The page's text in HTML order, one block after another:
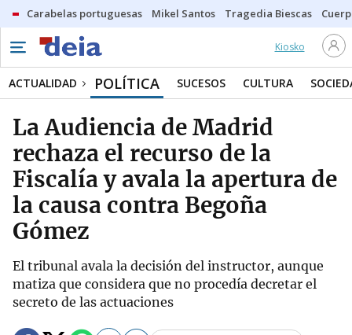
Carabelas portuguesas Mikel Santos Tragedia Biescas
Kiosko
ACTUALIDAD POLÍTICA SUCESOS CULTURA
La Audiencia de Madrid
rechaza el recurso de la
Fiscalía y avala la apertura de
la causa contra Begoña
Gómez
El tribunal avala la decisión del instructor, aunque
matiza que considera que no procedía decretar el
secreto de las actuaciones